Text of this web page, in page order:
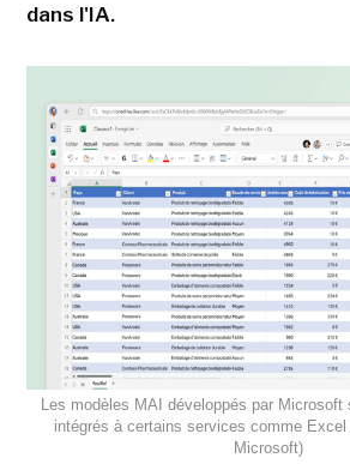
dans l'IA.
Les modèles MAI développés par Microsoft
intégrés à certains services comme
Microsoft)